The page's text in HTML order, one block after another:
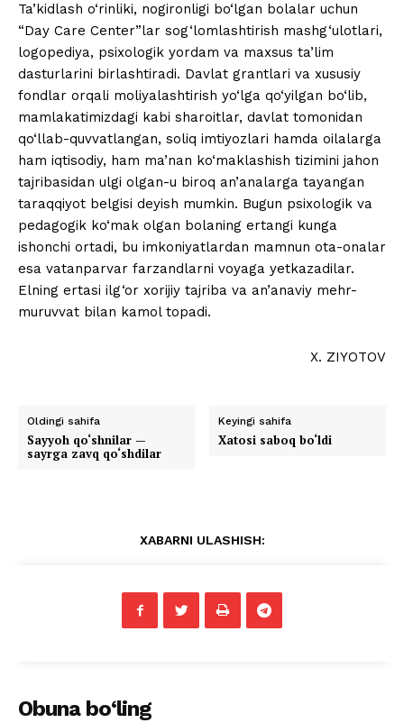
Ta’kidlash o‘rinliki, nogironligi bo‘lgan bolalar uchun
“Day Care Center”lar sog‘lomlashtirish mashg‘ulotlari,
logopediya, psixologik yordam va maxsus ta’lim
dasturlarini birlashtiradi. Davlat grantlari va xususiy
fondlar orqali moliyalashtirish yo‘lga qo‘yilgan bo‘lib,
mamlakatimizdagi kabi sharoitlar, davlat tomonidan
qo‘llab-quvvatlangan, soliq imtiyozlari hamda oilalarga
ham iqtisodiy, ham ma’nan ko‘maklashish tizimini jahon
tajribasidan ulgi olgan-u biroq an’analarga tayangan
taraqqiyot belgisi deyish mumkin. Bugun psixologik va
pedagogik ko‘mak olgan bolaning ertangi kunga
ishonchi ortadi, bu imkoniyatlardan mamnun ota-onalar
esa vatanparvar farzandlarni voyaga yetkazadilar.
Elning ertasi ilg‘or xorijiy tajriba va an’anaviy mehr-
muruvvat bilan kamol topadi.
X. ZIYOTOV
Oldingi sahifa
Sayyoh qo‘shnilar —
sayrga zavq qo‘shdilar
Keyingi sahifa
Xatosi saboq bo‘ldi
XABARNI ULASHISH:
Obuna bo‘ling